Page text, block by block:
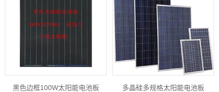
黑色边框100W太阳能电池板 多晶硅多规格太阳能电池板